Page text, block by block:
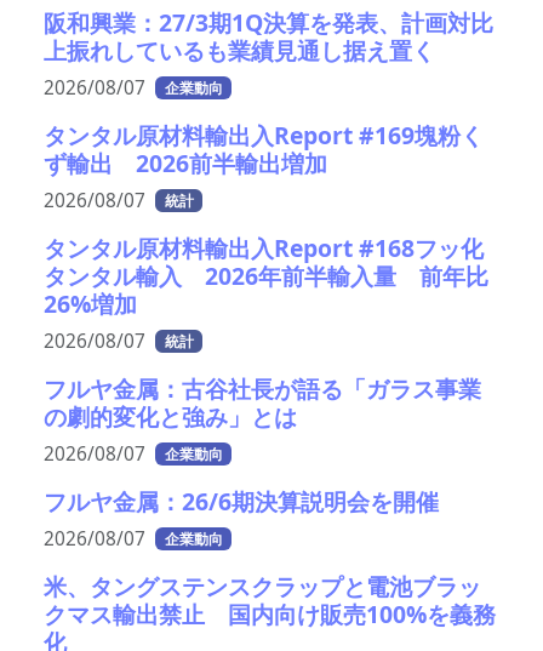
阪和興業：27/3期1Q決算を発表、計画対比
上振れしているも業績見通し据え置く
2026/08/07 企業動向
タンタル原材料輸出入Report #169塊粉く
ず輸出 2026前半輸出増加
2026/08/07 統計
タンタル原材料輸出入Report #168フッ化
タンタル輸入 2026年前半輸入量 前年比
26%増加
2026/08/07 統計
フルヤ金属：古谷社長が語る「ガラス事業
の劇的変化と強み」とは
2026/08/07 企業動向
フルヤ金属：26/6期決算説明会を開催
2026/08/07 企業動向
米、タングステンスクラップと電池ブラッ
クマス輸出禁止 国内向け販売100%を義務
化